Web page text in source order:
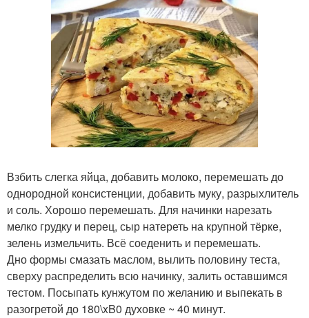
Взбить слегка яйца, добавить молоко, перемешать до
однородной консистенции, добавить муку, разрыхлитель
и соль. Хорошо перемешать. Для начинки нарезать
мелко грудку и перец, сыр натереть на крупной тёрке,
зелень измельчить. Всё соеденить и перемешать.
Дно формы смазать маслом, вылить половину теста,
сверху распределить всю начинку, залить оставшимся
тестом. Посыпать кунжутом по желанию и выпекать в
разогретой до 180\xB0 духовке ~ 40 минут.